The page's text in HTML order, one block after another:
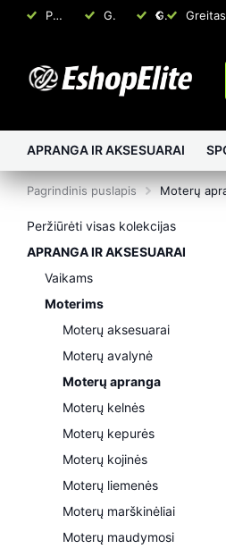
Platus produktų pasirinkimas Greitas pristatymas Garantuota kokybė
APRANGA IR AKSESUARAI
Pagrindinis puslapis Moterų
Peržiūrėti visas kolekcijas
APRANGA IR AKSESUARAI
Vaikams
Moterims
Moterų aksesuarai
Moterų avalynė
Moterų apranga
Moterų kelnės
Moterų kepurės
Moterų kojinės
Moterų liemenės
Moterų marškinėliai
Moterų maudymosi